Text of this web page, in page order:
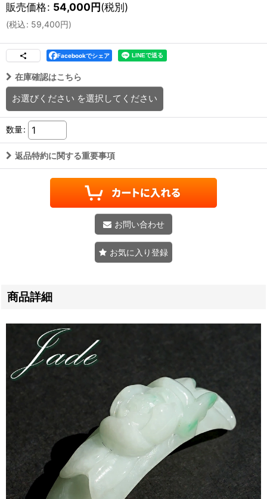
販売価格: 54,000円(税別)
(税込: 59,400円)
Facebookでシェア
在庫確認はこちら
お選びください を選択してください
数量:
返品特約に関する重要事項
お問い合わせ
お気に入り登録
商品詳細